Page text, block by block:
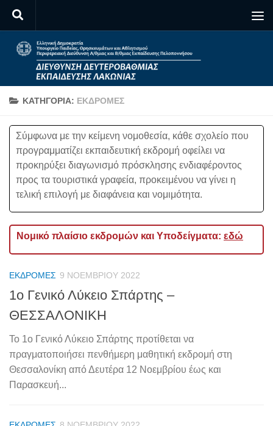
Skip to content
ΚΑΤΗΓΟΡΊΑ: ΕΚΔΡΟΜΈΣ
Σύμφωνα με την κείμενη νομοθεσία, κάθε σχολείο που
προγραμματίζει εκπαιδευτική εκδρομή οφείλει να
προκηρύξει διαγωνισμό πρόσκλησης ενδιαφέροντος
προς τα τουριστικά γραφεία, προκειμένου να γίνει η
τελική επιλογή με διαφάνεια και νομιμότητα.
Νομικό πλαίσιο εκδρομών και Υποδείγματα: εδώ
ΕΚΔΡΟΜΈΣ 9 ΝΟΕΜΒΡΊΟΥ 2022
1o Γενικό Λύκειο Σπάρτης –
ΘΕΣΣΑΛΟΝΙΚΗ
Το 1ο Γενικό Λύκειο Σπάρτης προτίθεται να
πραγματοποιήσει πενθήμερη μαθητική εκδρομή στη
Θεσσαλονίκη από Δευτέρα 12 Νοεμβρίου έως και
Παρασκευή...